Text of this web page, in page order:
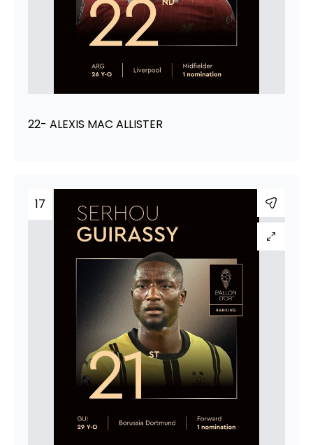
22- ALEXIS MAC ALLISTER
17